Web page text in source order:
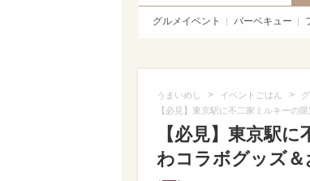
グルメイベント バーベキュー
うまいめし > イベントごはん >
【必見】東京駅に不二家ミルキーの
【必見】東京駅
わコラボグッズ＆